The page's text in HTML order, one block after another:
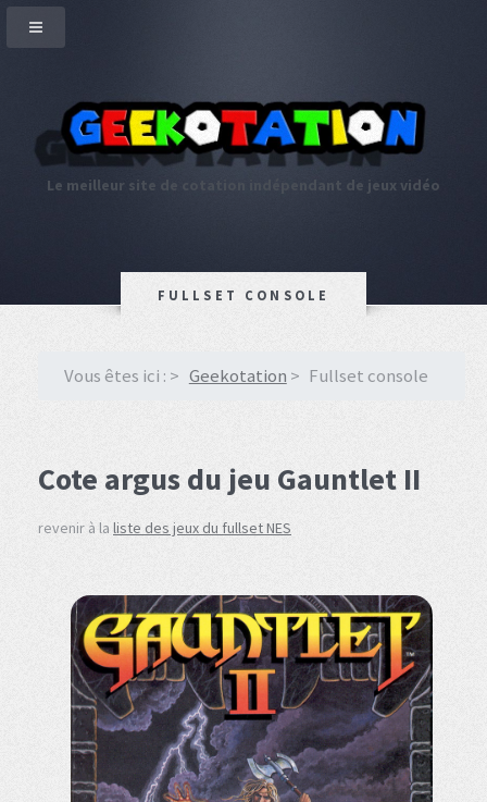
Le meilleur site de cotation indépendant de jeux vidéo
FULLSET CONSOLE
Vous êtes ici : Geekotation Fullset console
Cote argus du jeu Gauntlet II
revenir à la liste des jeux du fullset NES